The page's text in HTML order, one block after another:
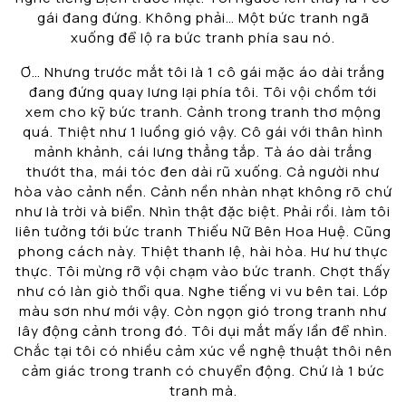
gái đang đứng. Không phải… Một bức tranh ngã
xuống để lộ ra bức tranh phía sau nó.
Ơ… Nhưng trước mắt tôi là 1 cô gái mặc áo dài trắng
đang đứng quay lưng lại phía tôi. Tôi vội chồm tới
xem cho kỹ bức tranh. Cảnh trong tranh thơ mộng
quá. Thiệt như 1 luồng gió vậy. Cô gái với thân hình
mảnh khảnh, cái lưng thẳng tắp. Tà áo dài trắng
thướt tha, mái tóc đen dài rũ xuống. Cả người như
hòa vào cảnh nền. Cảnh nền nhàn nhạt không rõ chứ
như là trời và biển. Nhìn thật đặc biệt. Phải rồi. làm tôi
liên tưởng tới bức tranh Thiếu Nữ Bên Hoa Huệ. Cũng
phong cách này. Thiệt thanh lệ, hài hòa. Hư hư thực
thực. Tôi mừng rỡ vội chạm vào bức tranh. Chợt thấy
như có làn giò thổi qua. Nghe tiếng vi vu bên tai. Lớp
màu sơn như mới vậy. Còn ngọn gió trong tranh như
lây động cảnh trong đó. Tôi dụi mắt mấy lần để nhìn.
Chắc tại tôi có nhiều cảm xúc về nghệ thuật thôi nên
cảm giác trong tranh có chuyển động. Chứ là 1 bức
tranh mà.